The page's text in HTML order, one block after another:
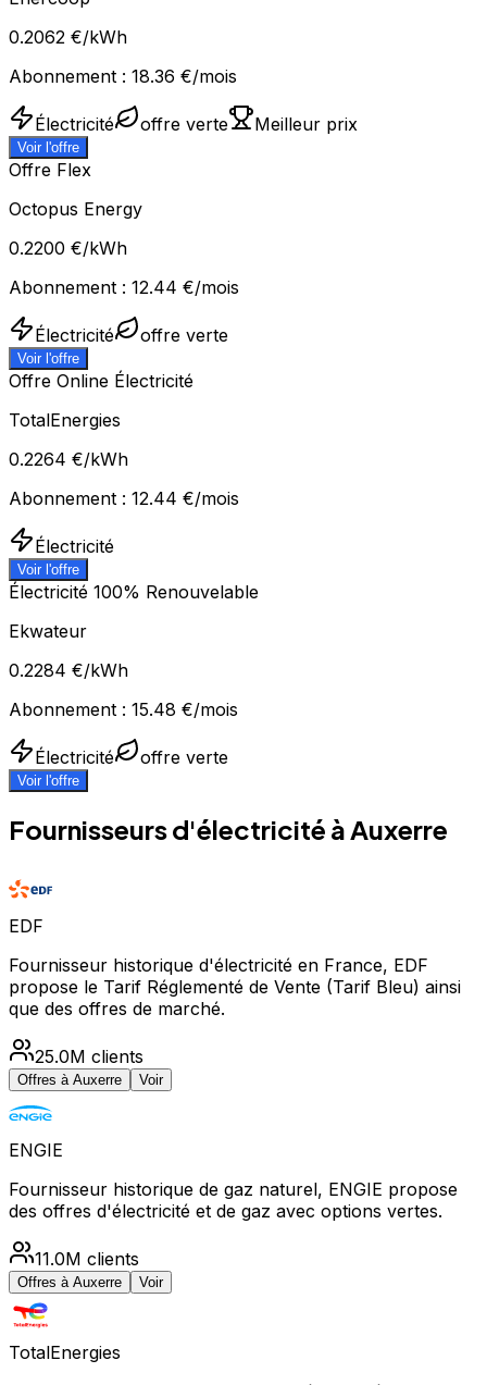
0.2062 €/kWh
Abonnement : 18.36 €/mois
Électricité offre verte Meilleur prix
Voir l'offre
Offre Flex
Octopus Energy
0.2200 €/kWh
Abonnement : 12.44 €/mois
Électricité offre verte
Voir l'offre
Offre Online Électricité
TotalEnergies
0.2264 €/kWh
Abonnement : 12.44 €/mois
Électricité
Voir l'offre
Électricité 100% Renouvelable
Ekwateur
0.2284 €/kWh
Abonnement : 15.48 €/mois
Électricité offre verte
Voir l'offre
Fournisseurs d'électricité àAuxerre
EDF
Fournisseur historique d'électricité en France, EDF
propose le Tarif Réglementé de Vente (Tarif Bleu) ainsi
que des offres de marché.
25.0M clients
Offres à Auxerre Voir
ENGIE
Fournisseur historique de gaz naturel, ENGIE propose
des offres d'électricité et de gaz avec options vertes.
11.0M clients
Offres à Auxerre Voir
TotalEnergies